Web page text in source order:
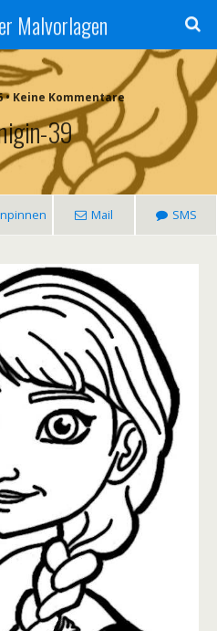
Malvorlagen
• Keine Kommentare
39
Mail SMS